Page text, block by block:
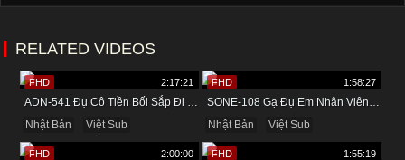
RELATED VIDEOS
ADN-541 Đụ Cô Tiền Bối Sắp Đi Lấy Chồng Trong Khách Sạn
Nhật Bản
Việt Sub
FHD 2:17:21
SONE-108 Gạ Đụ Em Nhân Viên Mới Trong Khách Sạn
Nhật Bản
Việt Sub
FHD 1:58:27
FHD 2:00:00 FHD 1:55:19